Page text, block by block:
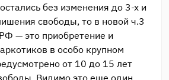
без изменения до 3-х и
свободы, то в новой ч.3
— это приобретение и
в особо крупном
от 10 до 15 лет